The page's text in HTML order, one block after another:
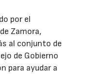
por el
Zamora,
al conjunto de
de Gobierno
para ayudar a